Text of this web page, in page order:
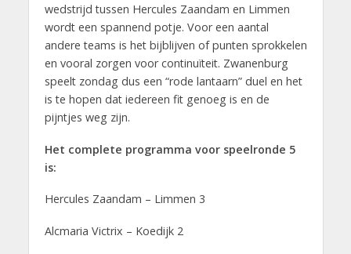
wedstrijd tussen Hercules Zaandam en Limmen
wordt een spannend potje. Voor een aantal
andere teams is het bijblijven of punten sprokkelen
en vooral zorgen voor continuïteit. Zwanenburg
speelt zondag dus een “rode lantaarn” duel en het
is te hopen dat iedereen fit genoeg is en de
pijntjes weg zijn.
Het complete programma voor speelronde 5
is:
Hercules Zaandam – Limmen 3
Alcmaria Victrix – Koedijk 2